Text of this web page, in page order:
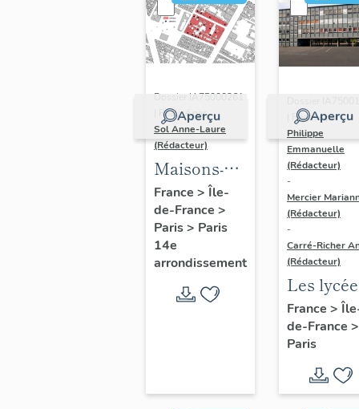
Aperçu
Dossier IA75000261
| Réalisé par
Sol Anne-Laure
(Rédacteur)
Maisons-
immeubles
France > Île-
de-France >
Paris> Paris
14e
arrondissement
Aperçu
| Réalisé par
Philippe
Emmanuelle
(Rédacteur)
-
Mercier
(Rédacteur)
-
Carré-Richer
(Rédacteur)
Les
Jean-
Dondel
Roger
Dhuit
France >
de-France >
Paris